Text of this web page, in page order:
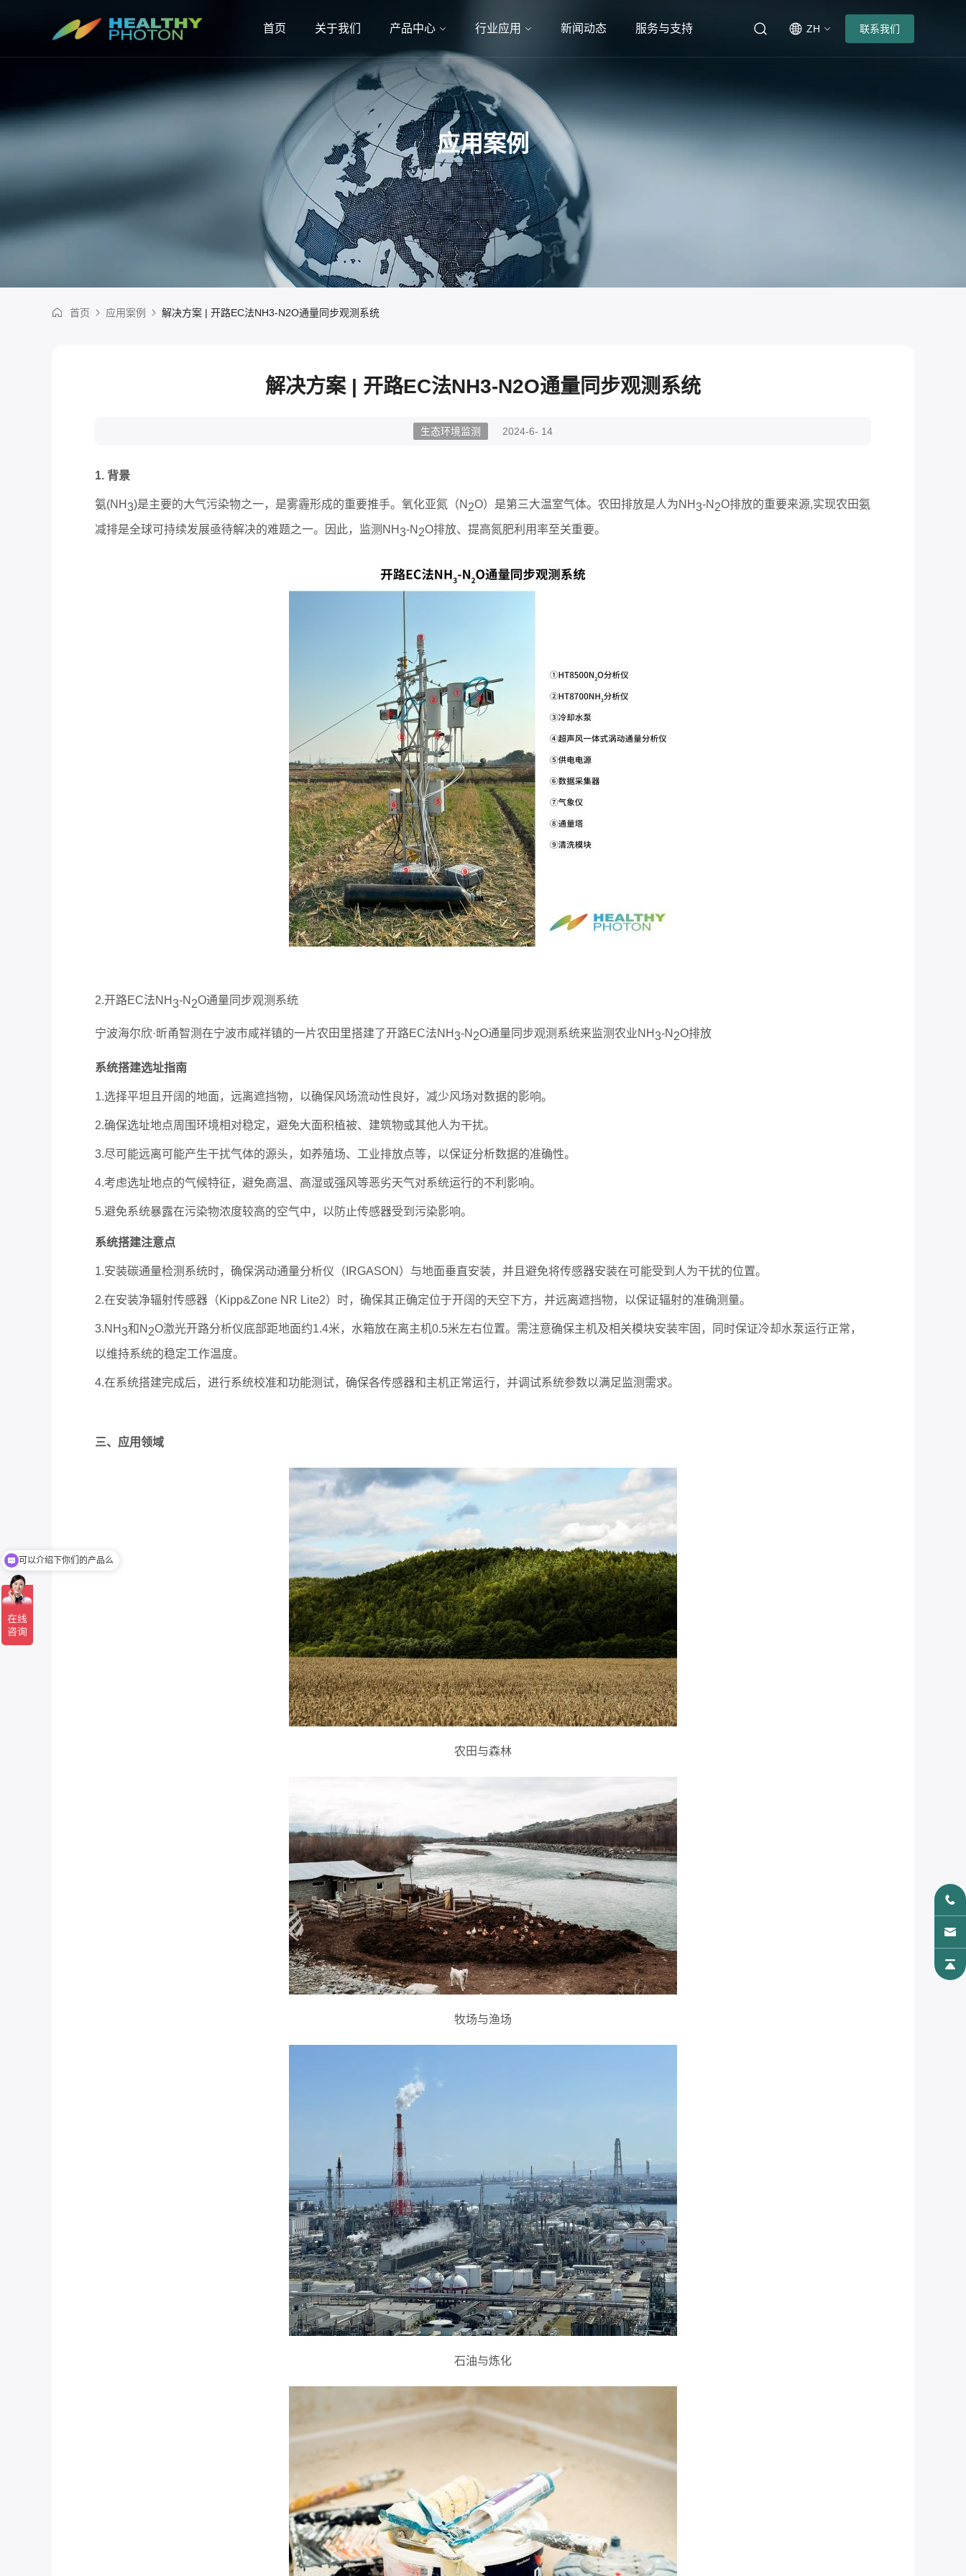
首页 关于我们 产品中心 行业应用 新闻动态 服务与支持 ZH 联系我们
应用案例
首页 应用案例 解决方案 | 开路EC法NH3-N2O通量同步观测系统
解决方案 | 开路EC法NH3-N2O通量同步观测系统
生态环境监测 2024-6- 14
1. 背景
氨(NH3)是主要的大气污染物之一，是雾霾形成的重要推手。氧化亚氮（N 2O）是第三大温室气体。农田排放是人为NH3-N 2O排放的重要来源,实现农田氨
减排是全球可持续发展亟待解决的难题之一。因此，监测NH3-N 2O排放、提高氮肥利用率至关重要。
2.开路EC法NH3-N 2O通量同步观测系统
宁波海尔欣·昕甬智测在宁波市咸祥镇的一片农田里搭建了开路EC法NH3-N 2O通量同步观测系统来监测农业NH3-N 2O排放
系统搭建选址指南
1.选择平坦且开阔的地面，远离遮挡物，以确保风场流动性良好，减少风场对数据的影响。
2.确保选址地点周围环境相对稳定，避免大面积植被、建筑物或其他人为干扰。
3.尽可能远离可能产生干扰气体的源头，如养殖场、工业排放点等，以保证分析数据的准确性。
4.考虑选址地点的气候特征，避免高温、高湿或强风等恶劣天气对系统运行的不利影响。
5.避免系统暴露在污染物浓度较高的空气中，以防止传感器受到污染影响。
系统搭建注意点
1.安装碳通量检测系统时，确保涡动通量分析仪（IRGASON）与地面垂直安装，并且避免将传感器安装在可能受到人为干扰的位置。
2.在安装净辐射传感器（Kipp&Zone NR Lite2）时，确保其正确定位于开阔的天空下方，并远离遮挡物，以保证辐射的准确测量。
3.NH3和N 2O激光开路分析仪底部距地面约1.4米，水箱放在离主机0.5米左右位置。需注意确保主机及相关模块安装牢固，同时保证冷却水泵运行正常，
以维持系统的稳定工作温度。
4.在系统搭建完成后，进行系统校准和功能测试，确保各传感器和主机正常运行，并调试系统参数以满足监测需求。
三、应用领域
农田与森林
牧场与渔场
石油与炼化
你们是怎么收费的呢